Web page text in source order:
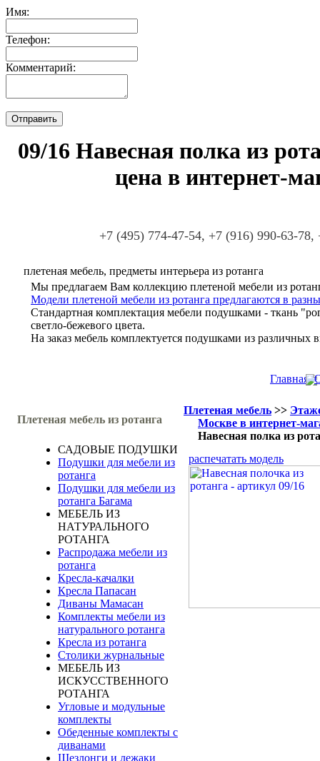
Имя:
Телефон:
Комментарий:
09/16 Навесная полка из
цена в интернет-
+7 (495) 774-47-54, +7 (916) 990-63-78,
плетеная мебель, предметы интерьера из ротанга
Мы предлагаем Вам коллекцию плетеной мебели из
Модели плетеной мебели из ротанга предлагаются в
Стандартная комплектация мебели подушками - ткань
светло-бежевого цвета.
На заказ мебель комплектуется подушками из различных
Главная
Плетеная мебель из ротанга
САДОВЫЕ ПОДУШКИ
Подушки для мебели из
ротанга
Подушки для мебели из
ротанга Багама
МЕБЕЛЬ ИЗ
НАТУРАЛЬНОГО
РОТАНГА
Распродажа мебели из
ротанга
Кресла-качалки
Кресла Папасан
Диваны Мамасан
Комплекты мебели из
натурального ротанга
Кресла из ротанга
Столики журнальные
МЕБЕЛЬ ИЗ
ИСКУССТВЕННОГО
РОТАНГА
Угловые и модульные
комплекты
Обеденные комплекты с
диванами
Шезлонги и лежаки
Плетеная мебель >>
Москве в интернет-
Навесная полка из
распечатать модель